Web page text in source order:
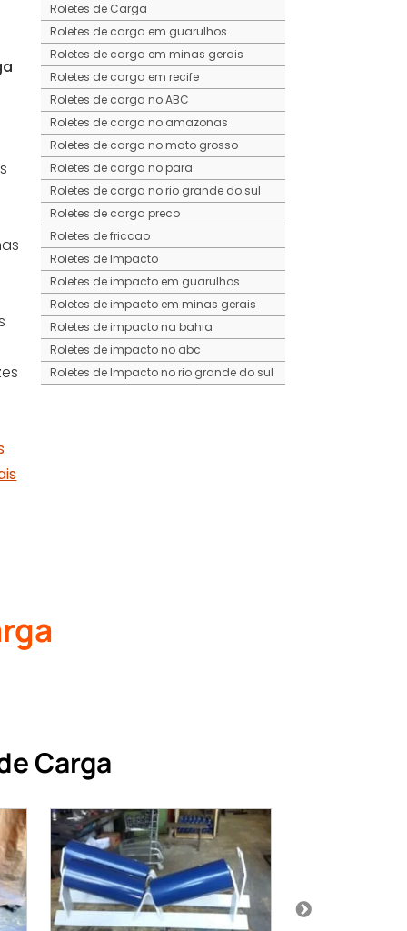
Roletes de Carga
Roletes de carga em guarulhos
Roletes de carga em minas gerais
Roletes de carga em recife
Roletes de carga no ABC
Roletes de carga no amazonas
Roletes de carga no mato grosso
Roletes de carga no para
Roletes de carga no rio grande do sul
Roletes de carga preco
Roletes de friccao
Roletes de Impacto
Roletes de impacto em guarulhos
Roletes de impacto em minas gerais
Roletes de impacto na bahia
Roletes de impacto no abc
Roletes de Impacto no rio grande do sul
Roletes livres em minas gerais
Roletes livres no para
Roletes para Correia Transportadora
Roletes Tracionados
Roletes tracionados em guarulhos
Roletes tracionados em minas gerais
Roletes tracionados em sorocaba
Carga